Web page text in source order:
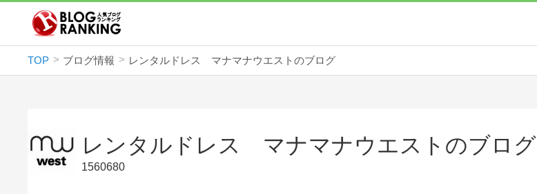
TOP ブログ情報 レンタルドレス マナマナウエストのブログ
レンタルドレス マナマナウエストのブログ
1560680